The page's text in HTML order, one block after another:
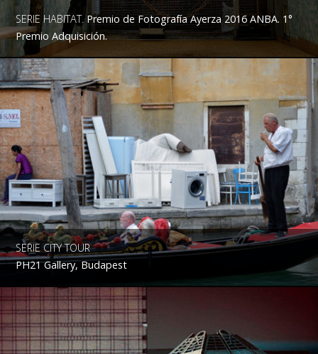
SERIE HABITAT.Premio de Fotografía Ayerza 2016 ANBA. 1°
Premio Adquisición.
SERIE CITY TOUR
PH21 Gallery, Budapest